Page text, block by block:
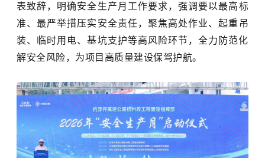
表致辞，明确安全生产月 工作要求，强调要以最高标
准、最严举措压实安全责任，聚焦高处作业、起重吊
装、临时用电、基坑支护等高风险环节，全力防范化
解安全风险，为项目高质量建设保驾护航。